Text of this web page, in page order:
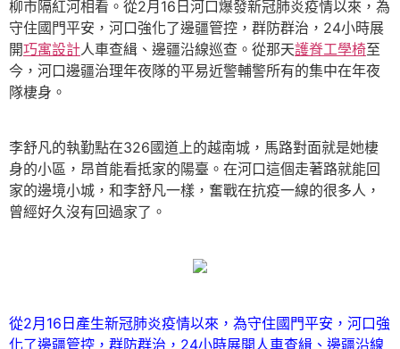
柳市隔紅河相看。從2月16日河口爆發新冠肺炎疫情以來，為
守住國門平安，河口強化了邊疆管控，群防群治，24小時展
開巧寓設計人車查緝、邊疆沿線巡查。從那天護脊工學椅至
今，河口邊疆治理年夜隊的平易近警輔警所有的集中在年夜
隊棲身。
李舒凡的執勤點在326國道上的越南城，馬路對面就是她棲
身的小區，昂首能看抵家的陽臺。在河口這個走著路就能回
家的邊境小城，和李舒凡一樣，奮戰在抗疫一線的很多人，
曾經好久沒有回過家了。
從2月16日產生新冠肺炎疫情以來，為守住國門平安，河口強
化了邊疆管控，群防群治，24小時展開人車查緝、邊疆沿線